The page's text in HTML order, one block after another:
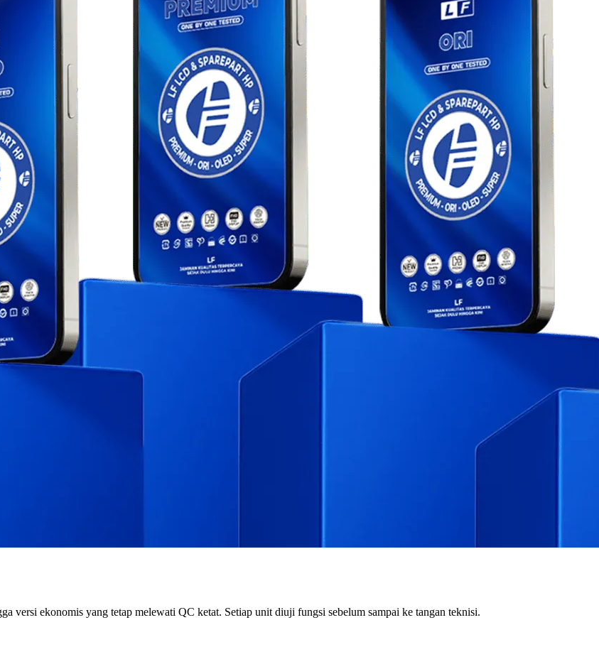
ekonomis yang tetap melewati QC ketat. Setiap unit diuji fungsi sebelum sampai ke tangan teknisi.